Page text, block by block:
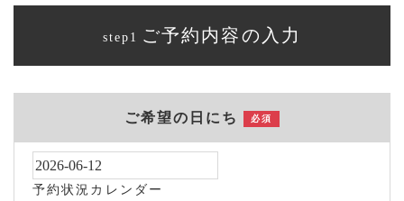
step1 ご予約内容の入力
ご希望の日にち 必須
予約状況カレンダー